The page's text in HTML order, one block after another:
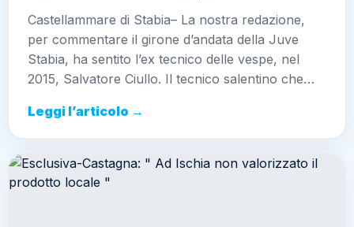
Castellammare di Stabia– La nostra redazione,
per commentare il girone d’andata della Juve
Stabia, ha sentito l’ex tecnico delle vespe, nel
2015, Salvatore Ciullo. Il tecnico salentino che…
Leggi l’articolo →